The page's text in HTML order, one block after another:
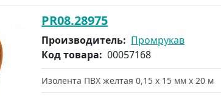
PR08.28975
Производитель: Промрукав
Код товара: 00057168
Изолента ПВХ желтая 0,15 x 15 мм х 20 м